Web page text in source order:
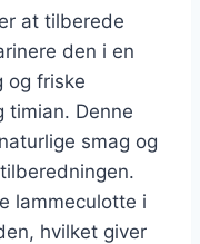
at tilberede
den i en
og friske
timian. Denne
smag og
lammeculotte i
hvilket giver